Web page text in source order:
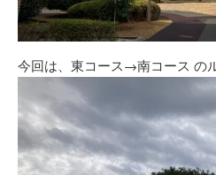
今回は、東コース→南コース の